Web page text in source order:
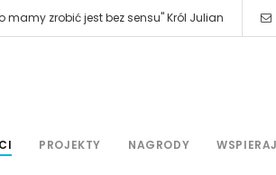
mamy zrobić jest bez sensu" Król Julian
PROJEKTY NAGRODY